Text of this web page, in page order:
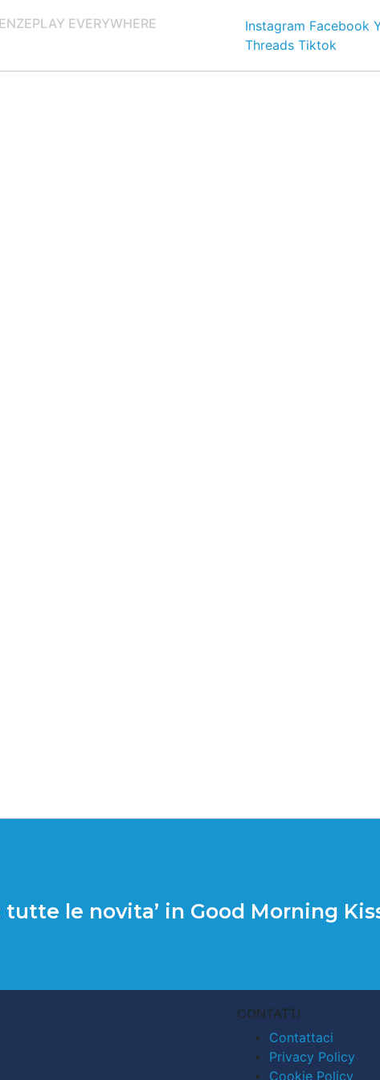
PLAY EVERYWHERE Instagram Facebook
Threads Tiktok
le novita’ in Good Morning
CONTATTI
Contattaci
Privacy Policy
Cookie Policy